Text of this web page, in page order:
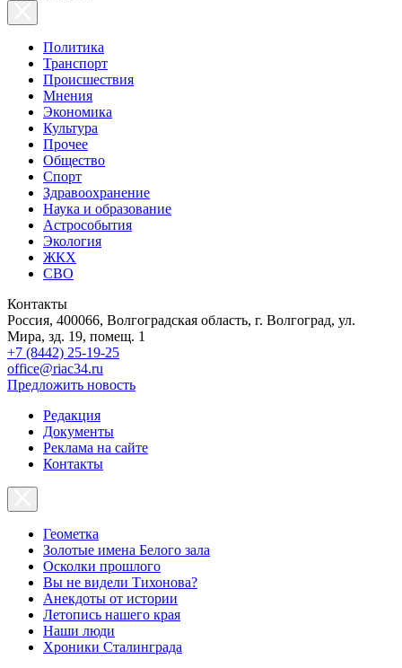
Политика
Транспорт
Происшествия
Мнения
Экономика
Культура
Прочее
Общество
Спорт
Здравоохранение
Наука и образование
Астрособытия
Экология
ЖКХ
СВО
Контакты
Россия, 400066, Волгоградская область, г. Волгоград, ул.
Мира, зд. 19, помещ. 1
+7 (8442) 25-19-25
office@riac34.ru
Предложить новость
Редакция
Документы
Реклама на сайте
Контакты
Геометка
Золотые имена Белого зала
Осколки прошлого
Вы не видели Тихонова?
Анекдоты от истории
Летопись нашего края
Наши люди
Хроники Сталинграда